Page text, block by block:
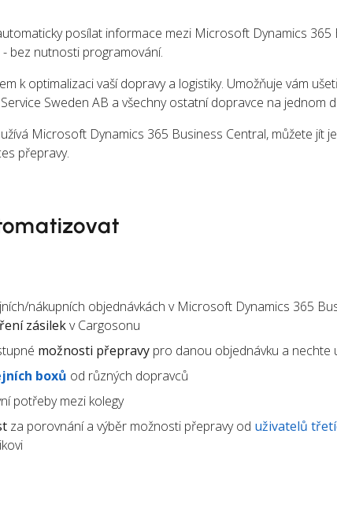
posílat informace mezi Microsoft Dynamics 365
bez nutnosti programování.
k optimalizaci vaší dopravy a logistiky. Umožňuje vám
Sweden AB a všechny ostatní dopravce na jednom
Microsoft Dynamics 365 Business Central, můžete jít
přepravy.
nákupních objednávkách v Microsoft Dynamics 365
zásilekv Cargosonu
možnosti přepravy pro danou objednávku a nechte
boxů od různých dopravců
potřeby mezi kolegy
za porovnání a výběr možnosti přepravy od uživatelů